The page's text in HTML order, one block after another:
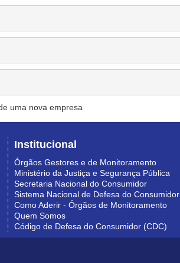
uma nova empresa
Institucional
Órgãos Gestores e de Monitoramento
Ministério da Justiça e Segurança Pública
Secretaria Nacional do Consumidor
Sistema Nacional de Defesa do Consumidor
Como Aderir - Órgãos de Monitoramento
Quem Somos
Código de Defesa do Consumidor (CDC)